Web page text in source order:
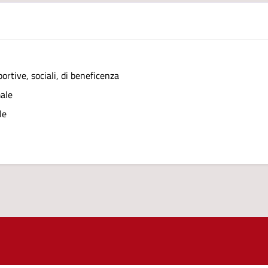
sociali, di beneficenza